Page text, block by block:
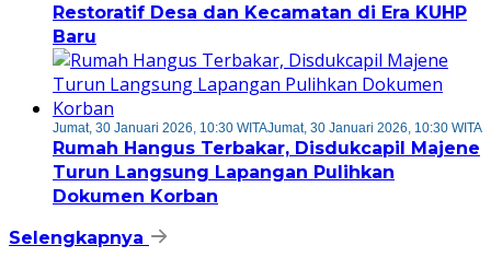
Restoratif Desa dan Kecamatan di Era KUHP
Baru
Jumat, 30 Januari 2026, 10:30 WITAJumat, 30 Januari 2026, 10:30 WITA
Rumah Hangus Terbakar, Disdukcapil Majene
Turun Langsung Lapangan Pulihkan
Dokumen Korban
Selengkapnya